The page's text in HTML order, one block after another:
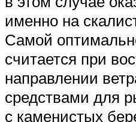
именно на
Самой
считается при
направлении
средствами для
с каменистых